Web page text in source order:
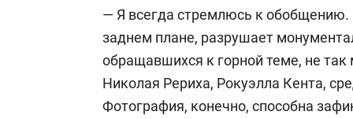
— Я всегда стремлюсь к обобщению.
заднем плане, разрушает
обращавшихся к горной теме, не
Николая Рериха, Рокуэлла Кента,
Фотография, конечно, способна